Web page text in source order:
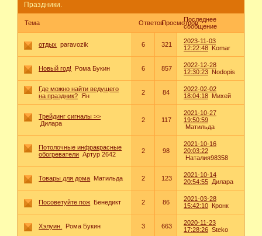
Праздники.
Тема ОтветовПросмотровПоследнее
сообщение
отдых paravozik 6 321
2023-11-03
12:22:48 Komar
Новый год! Рома Букин 6 857
2022-12-28
12:30:23 Nodopis
Где можно найти ведущего
на праздник? Ян 2 84
2022-02-02
18:04:18 Михей
Трейдинг сигналы >>
Дилара
2 117
2021-10-27
19:50:59
Матильда
Потолочные инфракрасные
обогреватели Артур 2642 2 98
2021-10-16
20:03:22
Наталия98358
Товары для дома Матильда 2 123
2021-10-14
20:54:55 Дилара
Посоветуйте пож Бенедикт 2 86
2021-03-28
15:42:10 Кронк
Хэлуин. Рома Букин 3 663
2020-11-23
17:28:26 Steko